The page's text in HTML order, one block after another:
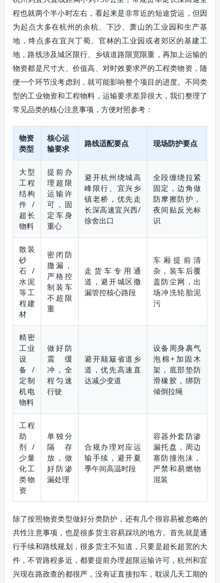
程也就两个半小时左右，看起来是非常近的短途货运，但因
为起点大多在杭州的余杭、下沙、萧山的工业园和生产基
地，终点多在宜兴丁蜀、官林的工业园或者郊区的基建工
地，路线涉及城区限行、乡镇道路限宽限重，再加上运输的
物资都是尺寸大、价值高、对时效要求严的工程类物资，随
便一个环节没考虑到，就可能影响整个项目的进度。不同类
型的工业物资和工程物料，运输要求差异很大，我们整理了
常见品类的核心注意事项，方便对照参考：
物资
类型
核心运
输要求
路线适配要点 现场防护要点
大型
工程
结构
件/
超长
物料
提前办
理超限
运输许
可，固
定车身
重心
避开杭州绕城高
峰限行、宜兴乡
镇老桥，优先走
长深高速宜兴西/
徐舍出口
全段缠绕拉紧
固定，边角做
防摩擦防护，
夜间贴反光标
识
散装
砂
石/
水泥
等工
程建
材
密闭防
撒漏，
严格控
制装车
不超限
重
走货车专用通
道，避开城区撒
漏管控核心路段
车厢提前清
杂，装车后覆
盖防尘网，出
场冲洗轮胎泥
污
精密
工业
设
备/
定制
机电
物料
做好防
震缓
冲，全
程匀速
行驶
避开颠簸省道乡
道，优先高速直
达减少变道
设备周身裹气
泡棉+加固木
架，底部垫防
滑橡胶，绑防
倾倒拉绳
工程
助
剂/
少量
化工
类物
资
单独分
隔存
放，做
好防渗
漏处理
合规办理对应运
输手续，避开夏
季午间高温时段
容器外套防渗
漏托盘，周边
塞防撞泡沫，
严禁和易燃物
混装
除了按照物资类型做好分类防护，还有几个很容易被忽略的
共性注意事项，也是很多货主容易踩坑的地方。首先就是通
行手续和路线规划，很多货主不知道，只要是超长超宽的大
件，不管路程多近，都要提前办理超限运输许可，杭州和宜
兴现在路政查的都很严，没有证直接扣车，耽误几天工期的